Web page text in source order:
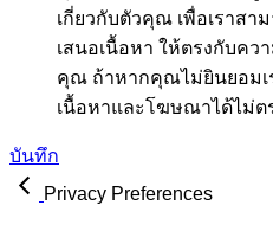
เกี่ยวกับตัวคุณ เพื่อเราสา
เสนอเนื้อหา ให้ตรงกับคว
คุณ ถ้าหากคุณไม่ยินยอมเ
เนื้อหาและโฆษณาได้ไม่
บันทึก
Privacy Preferences